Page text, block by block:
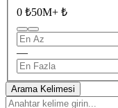
0 ₺50M+ ₺
—
Arama Kelimesi